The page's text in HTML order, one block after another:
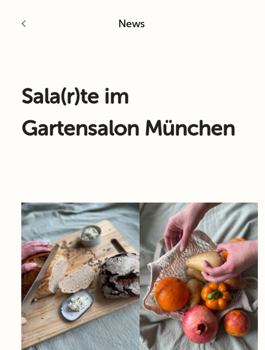
News
Sala(r)te im
Gartensalon München